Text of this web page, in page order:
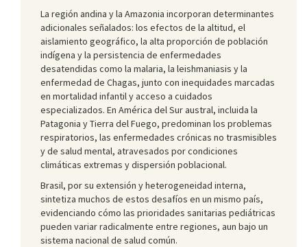
La región andina y la Amazonia incorporan determinantes
adicionales señalados: los efectos de la altitud, el
aislamiento geográfico, la alta proporción de población
indígena y la persistencia de enfermedades
desatendidas como la malaria, la leishmaniasis y la
enfermedad de Chagas, junto con inequidades marcadas
en mortalidad infantil y acceso a cuidados
especializados. En América del Sur austral, incluida la
Patagonia y Tierra del Fuego, predominan los problemas
respiratorios, las enfermedades crónicas no trasmisibles
y de salud mental, atravesados por condiciones
climáticas extremas y dispersión poblacional.
Brasil, por su extensión y heterogeneidad interna,
sintetiza muchos de estos desafíos en un mismo país,
evidenciando cómo las prioridades sanitarias pediátricas
pueden variar radicalmente entre regiones, aun bajo un
sistema nacional de salud común.